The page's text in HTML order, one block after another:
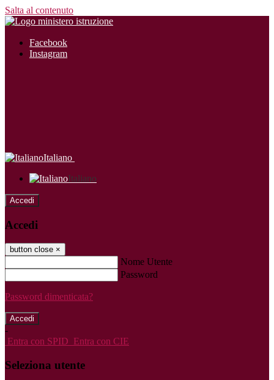
Salta al contenuto
Facebook
Instagram
Italiano
Italiano
Accedi
Accedi
button close ×
Nome Utente
Password
Password dimenticata?
-
Entra con SPID Entra con CIE
Seleziona utente